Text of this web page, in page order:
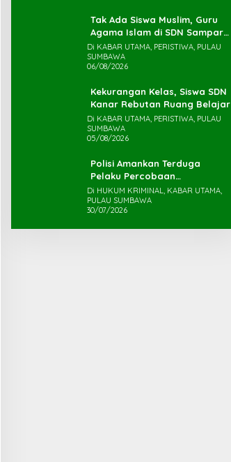
Tak Ada Siswa Muslim, Guru
Agama Islam di SDN Sampar
Maras Terkatung-katung ‎
Di KABAR UTAMA, PERISTIWA, PULAU
SUMBAWA
06/08/2026
Kekurangan Kelas, Siswa SDN
Kanar Rebutan Ruang Belajar
Di KABAR UTAMA, PERISTIWA, PULAU
SUMBAWA
05/08/2026
Polisi Amankan Terduga
Pelaku Percobaan
Pemerkosaan yang Ancam
Korban dengan Parang
Di HUKUM KRIMINAL, KABAR UTAMA,
PULAU SUMBAWA
30/07/2026